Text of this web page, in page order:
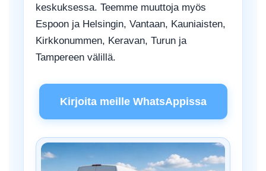
keskuksessa. Teemme muuttoja myös
Espoon ja Helsingin, Vantaan, Kauniaisten,
Kirkkonummen, Keravan, Turun ja
Tampereen välillä.
Kirjoita meille WhatsAppissa